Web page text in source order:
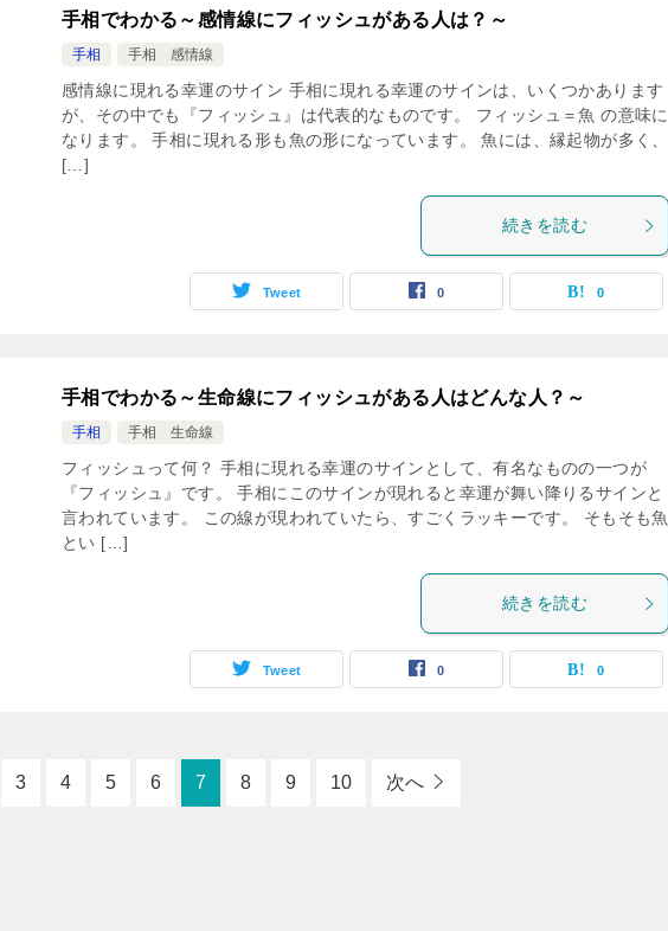
手相でわかる～感情線にフィッシュがある人は？～
手相 手相 感情線
感情線に現れる幸運のサイン 手相に現れる幸運のサインは、いくつかあります
が、その中でも『フィッシュ』は代表的なものです。 フィッシュ＝魚 の意味に
なります。 手相に現れる形も魚の形になっています。 魚には、縁起物が多く、
[…]
続きを読む
Tweet 0 0
手相でわかる～生命線にフィッシュがある人はどんな人？～
手相 手相 生命線
フィッシュって何？ 手相に現れる幸運のサインとして、有名なものの一つが
『フィッシュ』です。 手相にこのサインが現れると幸運が舞い降りるサインと
言われています。 この線が現われていたら、すごくラッキーです。 そもそも魚
とい […]
続きを読む
Tweet 0 0
3 4 5 6 7 8 9 10 次へ